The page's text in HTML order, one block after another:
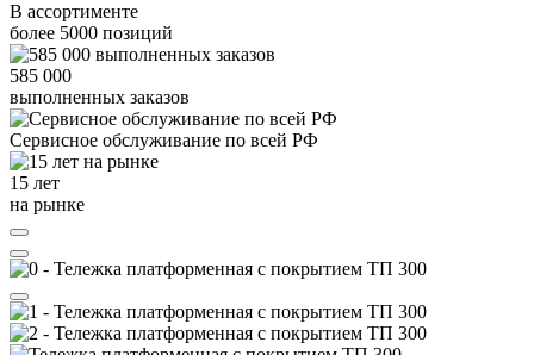
В ассортименте
более 5000 позиций
585 000
выполненных заказов
Сервисное обслуживание по всей РФ
15 лет
на рынке